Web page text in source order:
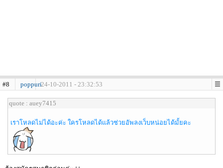
#8 poppuri24-10-2011 - 23:32:53
quote : auey7415
เราโหลดไม่ได้อะค่ะ ใครโหลดได้แล้วช่วยอัพลงเว็บหน่อยได้มั้ยคะ